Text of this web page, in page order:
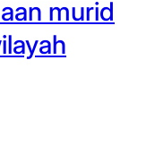
murid